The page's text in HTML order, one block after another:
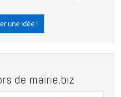
une idée !
de mairie.biz